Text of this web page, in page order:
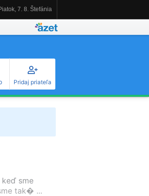
Pridaj priateľa
sme
tak� ...